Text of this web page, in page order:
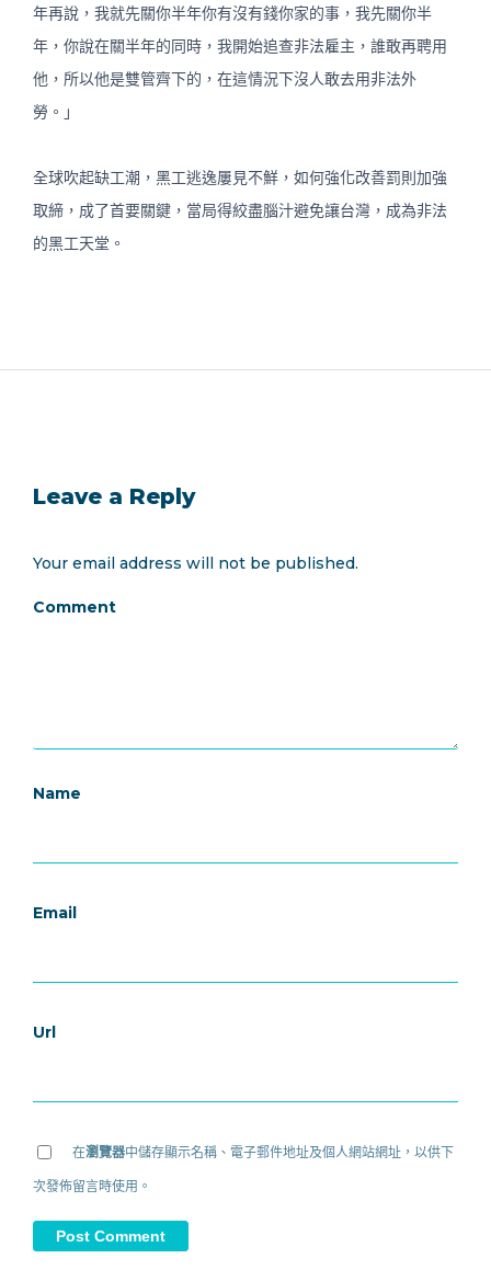
年再說，我就先關你半年你有沒有錢你家的事，我先關你半
年，你說在關半年的同時，我開始追查非法雇主，誰敢再聘用
他，所以他是雙管齊下的，在這情況下沒人敢去用非法外
勞。」
全球吹起缺工潮，黑工逃逸屢見不鮮，如何強化改善罰則加強
取締，成了首要關鍵，當局得絞盡腦汁避免讓台灣，成為非法
的黑工天堂。
Leave a Reply
Your email address will not be published.
Comment
Name
Email
Url
在瀏覽器中儲存顯示名稱、電子郵件地址及個人網站網址，以供下
次發佈留言時使用。